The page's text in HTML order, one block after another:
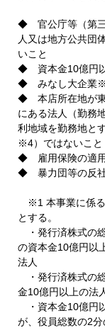
◆ 官公庁等（第三
人又は地方公共団
いこと
◆ 資本金10億円以
◆ みなし大企業
◆ 本店所在地が
にある法人（勤務
利地域を勤務地と
※4）ではないこと
◆ 雇用保険の適用
◆ 暴力団等の反社
※1 本事業に係る
とする。
・発行済株式の
の資本金10億円以
法人
・発行済株式の
金10億円以上の法
・資本金10億円
が、役員総数の2